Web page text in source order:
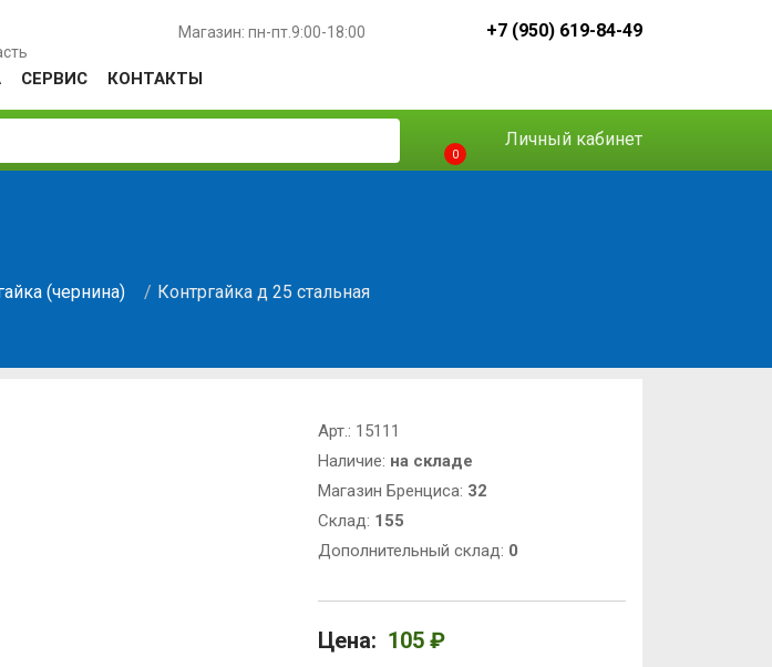
Магазин: пн-пт.9:00-18:00 +7 (950) 619-84-49
СЕРВИС КОНТАКТЫ
0
Личный кабинет
(чернина) Контргайка д 25 стальная
Арт.: 15111
Наличие: на складе
Магазин Бренциса: 32
Cклад: 155
Дополнительный склад: 0
Цена: 105 ₽